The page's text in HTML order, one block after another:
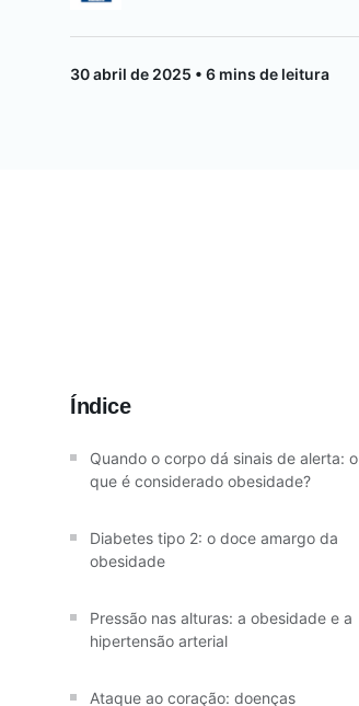
Saúde da mulher
30 abril de 2025 • 6 mins de leitura
Índice
Quando o corpo dá sinais de alerta: o
que é considerado obesidade?
Diabetes tipo 2: o doce amargo da
obesidade
Pressão nas alturas: a obesidade e a
hipertensão arterial
Ataque ao coração: doenças